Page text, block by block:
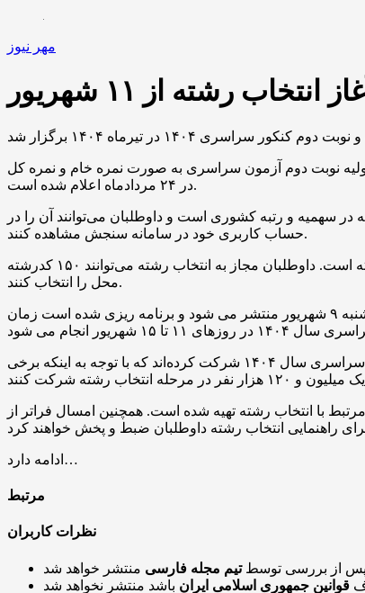
مهر نیوز
کشور امروز ۸ شهریورماه در نشست خبری اعلام نتایج کنکور سراسری سال ۱۴۰۴ گفت: نتایج اولیه نوبت دوم آزمون سراسری به صورت نمره خام و نمره کل
در ۲۴ مردادماه اعلام شده است.
سهمیه و رتبه کشوری است و داوطلبان می‌توانند آن را در
حساب کاربری خود در سامانه سنجش مشاهده کنند.
معاون وزیر علوم یادآور شد: کارنامه ملاک عمل انتخاب رشته آزمون سراسری سال ۱۴۰۴ امروز ۸ شهریورماه در اختیار داوطلبان قرار گرفته است. داوطلبان مجاز به انتخاب رشته می‌توانند ۱۵۰ کدرشته
محل را انتخاب کنند.
رئیس سازمان سنجش آموزش کشور با اشاره به زمان بندی انتخاب رشته کنکور سراسری ۱۴۰۴ تاکید کرد: دفترچه انتخاب رشته فردا یکشنبه ۹ شهریور منتشر می شود و برنامه ریزی شده است زمان
به گزارش مهر، تعداد ۹۵۷ هزار و ۷۹۸ نفر در نوبت اول آزمون سراسری سال ۱۴۰۴ و تعداد ۸۲۲ هزار و ۹۵۳ نفر در نوبت دوم آزمون سراسری سال ۱۴۰۴ شرکت کرده‌اند که با توجه به اینکه برخی
با انتخاب رشته تهیه شده است. همچنین امسال فراتر از
ادامه دارد…
مرتبط
نظرات کاربران
پس از بررسی توسطتیم مجله فارسی
قوانین جمهوری اسلامی ایران